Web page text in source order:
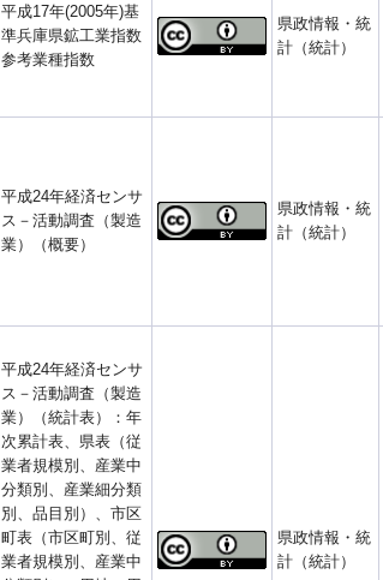
平成17年(2005年)基
準兵庫県鉱工業指数
参考業種指数
県政情報・統
計（統計）
平成24年経済センサ
ス－活動調査（製造
業）（概要）
県政情報・統
計（統計）
平成24年経済センサ
ス－活動調査（製造
業）（統計表）：年
次累計表、県表（従
業者規模別、産業中
分類別、産業細分類
別、品目別）、市区
町表（市区町別、従
業者規模別、産業中
県政情報・統
計（統計）